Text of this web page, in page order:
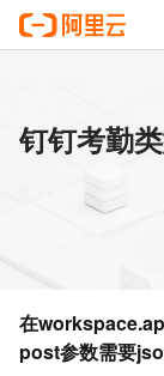
钉钉考勤
在
post参数需要